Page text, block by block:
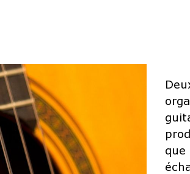
que